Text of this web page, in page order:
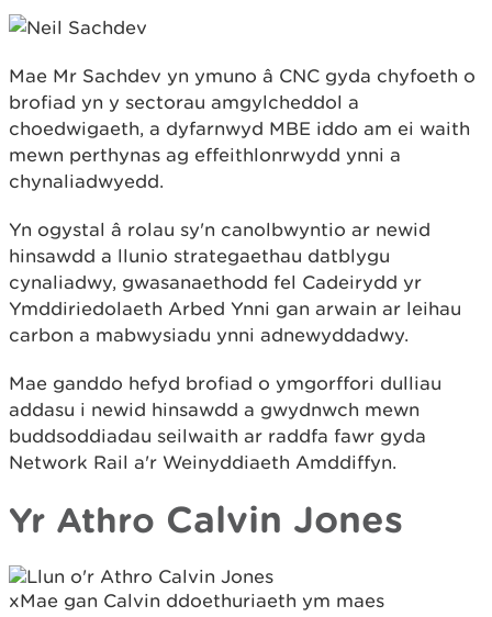
Mae Mr Sachdev yn ymuno â CNC gyda chyfoeth o
brofiad yn y sectorau amgylcheddol a
choedwigaeth, a dyfarnwyd MBE iddo am ei waith
mewn perthynas ag effeithlonrwydd ynni a
chynaliadwyedd.
Yn ogystal â rolau sy'n canolbwyntio ar newid
hinsawdd a llunio strategaethau datblygu
cynaliadwy, gwasanaethodd fel Cadeirydd yr
Ymddiriedolaeth Arbed Ynni gan arwain ar leihau
carbon a mabwysiadu ynni adnewyddadwy.
Mae ganddo hefyd brofiad o ymgorffori dulliau
addasu i newid hinsawdd a gwydnwch mewn
buddsoddiadau seilwaith ar raddfa fawr gyda
Network Rail a'r Weinyddiaeth Amddiffyn.
Yr Athro Calvin Jones
xMae gan Calvin ddoethuriaeth ym maes